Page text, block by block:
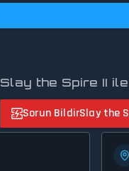
Slay the Spire II
Sorun BildirSlay the